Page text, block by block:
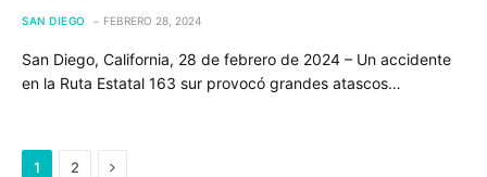
SAN DIEGO FEBRERO 28, 2024
San Diego, California, 28 de febrero de 2024 – Un accidente
en la Ruta Estatal 163 sur provocó grandes atascos…
1 2 Next